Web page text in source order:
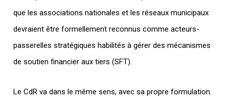
que les associations nationales et les réseaux municipaux
devraient être formellement reconnus comme acteurs-
passerelles stratégiques habilités à gérer des mécanismes
de soutien financier aux tiers (SFT).
Le CdR va dans le même sens, avec sa propre formulation.